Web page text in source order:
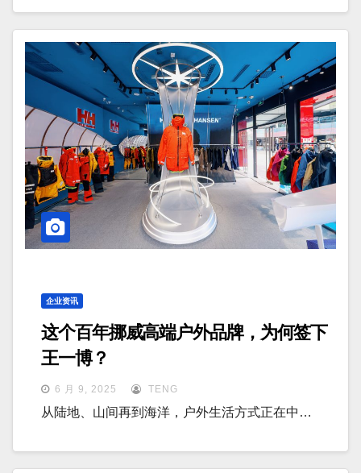
企业资讯
这个百年挪威高端户外品牌，为何签下
王一博？
6 月 9, 2025 TENG
从陆地、山间再到海洋，户外生活方式正在中…